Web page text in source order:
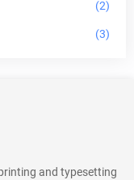
(2)
(3)
and typesetting